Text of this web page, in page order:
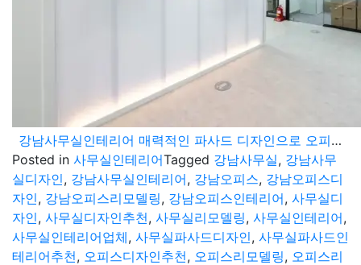
강남사무실인테리어 매력적인 파사드 디자인으로 오피스 리모델링을 완성해보세요
Posted in 사무실인테리어Tagged 강남사무실, 강남사무
실디자인, 강남사무실인테리어, 강남오피스, 강남오피스디
자인, 강남오피스리모델링, 강남오피스인테리어, 사무실디
자인, 사무실디자인추천, 사무실리모델링, 사무실인테리어,
사무실인테리어업체, 사무실파사드디자인, 사무실파사드인
테리어추천, 오피스디자인추천, 오피스리모델링, 오피스리